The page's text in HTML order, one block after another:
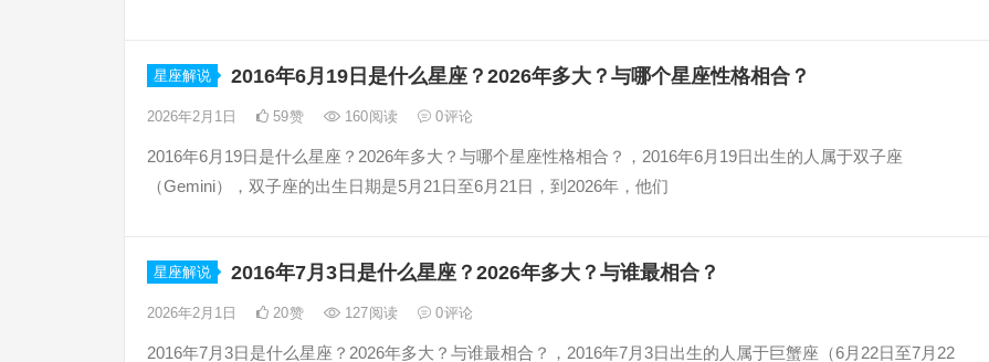
星座解说 2016年6月19日是什么星座？2026年多大？与哪个星座性格相合？
2026年2月1日 59赞 160阅读 0评论
2016年6月19日是什么星座？2026年多大？与哪个星座性格相合？，2016年6月19日出生的人属于双子座
（Gemini），双子座的出生日期是5月21日至6月21日，到2026年，他们
星座解说 2016年7月3日是什么星座？2026年多大？与谁最相合？
2026年2月1日 20赞 127阅读 0评论
2016年7月3日是什么星座？2026年多大？与谁最相合？，2016年7月3日出生的人属于巨蟹座（6月22日至7月22